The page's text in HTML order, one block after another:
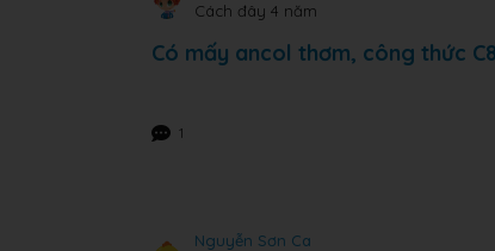
Cách đây 4 năm
Có mấy ancol thơm, công thức
1
Nguyễn Sơn Ca